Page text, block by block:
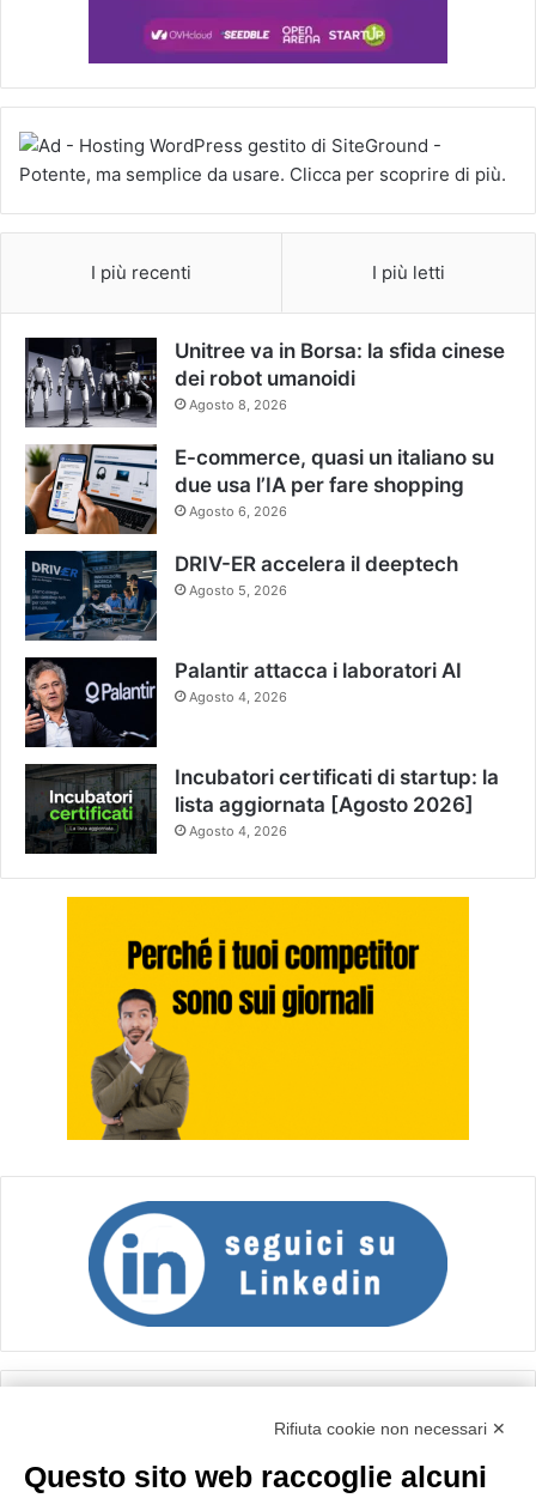
I più recenti I più letti
Unitree va in Borsa: la sfida cinese
dei robot umanoidi
Agosto 8, 2026
E-commerce, quasi un italiano su
due usa l’IA per fare shopping
Agosto 6, 2026
DRIV-ER accelera il deeptech
Agosto 5, 2026
Palantir attacca i laboratori AI
Agosto 4, 2026
Incubatori certificati di startup: la
lista aggiornata [Agosto 2026]
Agosto 4, 2026
Importo netto (€):
Rifiuta cookie non necessari ✕
Questo sito web raccoglie alcuni